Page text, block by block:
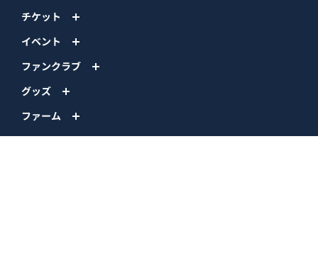
チケット
イベント
ファンクラブ
グッズ
ファーム
エンタメ